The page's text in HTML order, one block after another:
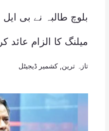
بلوچ طالبہ نے بی ایل
میلنگ کا الزام عائد
تازہ ترین کشمیر ڈیجیٹل